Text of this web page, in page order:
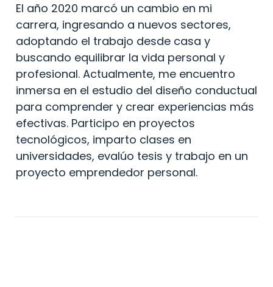
El año 2020 marcó un cambio en mi
carrera, ingresando a nuevos sectores,
adoptando el trabajo desde casa y
buscando equilibrar la vida personal y
profesional. Actualmente, me encuentro
inmersa en el estudio del diseño conductual
para comprender y crear experiencias más
efectivas. Participo en proyectos
tecnológicos, imparto clases en
universidades, evalúo tesis y trabajo en un
proyecto emprendedor personal.